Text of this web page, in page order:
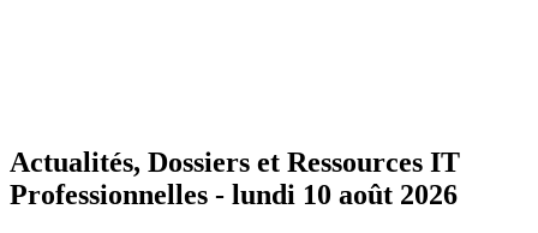
Actualités, Dossiers et Ressources IT
Professionnelles - lundi 10 août 2026